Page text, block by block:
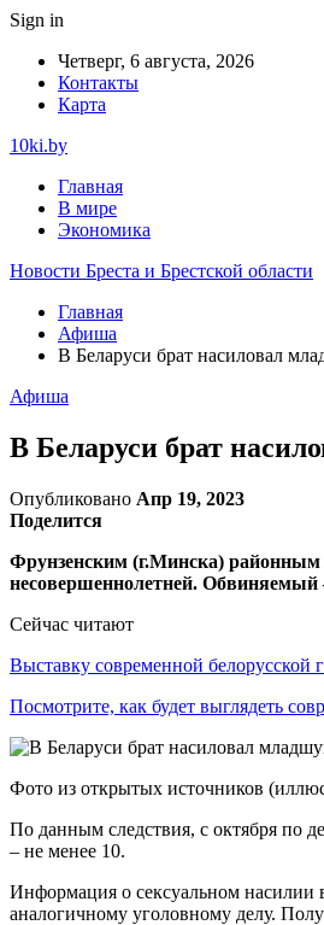
Sign in
Четверг, 6 августа, 2026
Контакты
Карта
10ki.by
Главная
В мире
Экономика
Новости Бреста и Брестской области
Главная
Афиша
В Беларуси брат насиловал
Афиша
В Беларуси брат
Опубликовано Апр 19, 2023
Поделится
Фрунзенским (г.Минска) районным
несовершеннолетней. Обвиняемый
Сейчас читают
Выставку современной белорусской
Посмотрите, как будет выглядеть
Фото из открытых источников
По данным следствия, с октября по
– не менее 10.
Информация о сексуальном насилии
аналогичному уголовному делу.